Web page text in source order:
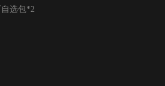
选包*2